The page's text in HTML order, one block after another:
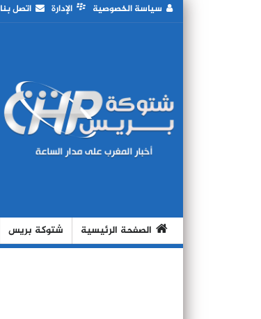
سياسة الخصوصية الإدارة اتصل بنا
الصفحة الرئيسية شتوكة بريس